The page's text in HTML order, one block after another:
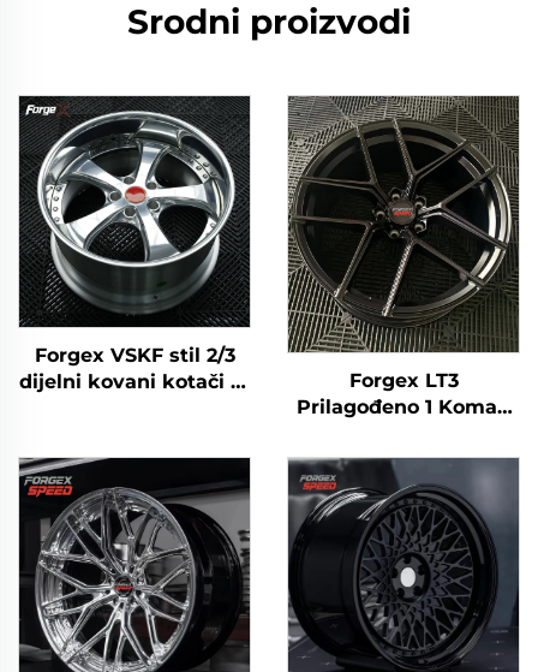
Srodni proizvodi
Forgex VSKF stil 2/3
dijelni kovani kotači 18
Lexus IS300 Nissan
350Z 370Z GS300 S13
R32
Forgex LT3
Prilagođeno 1 Komad
22 Inča Kovana
Duboko Udupljena
Kolača za BMW M2 M3
F80 Audi Mercedes
AMG Porsche